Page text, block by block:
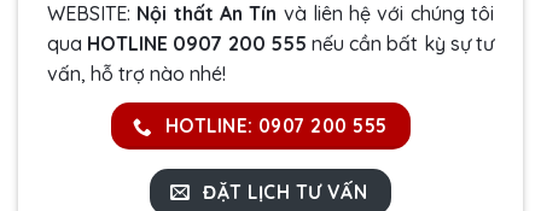
WEBSITE: Nội thất An Tín và liên hệ với chúng tôi
qua HOTLINE 0907 200 555nếu cần bất kỳ sự tư
vấn, hỗ trợ nào nhé!
HOTLINE: 0907 200 555
ĐẶT LỊCH TƯ VẤN